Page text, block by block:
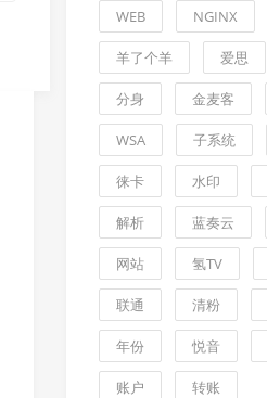
WEB NGINX
羊了个羊 爱思
分身 金麦客
WSA 子系统
徕卡 水印
解析 蓝奏云
网站 氢TV
联通 清粉
年份 悦音
账户 转账